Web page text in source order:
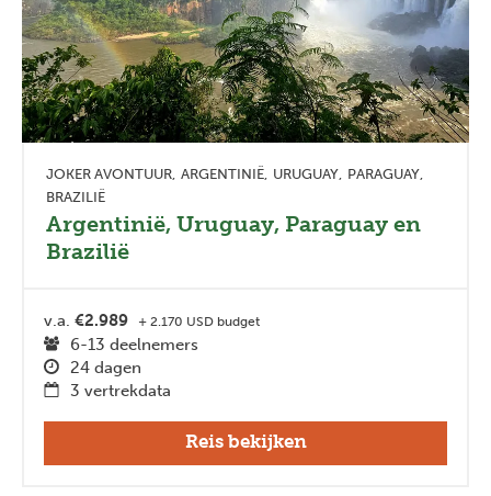
JOKER AVONTUUR ARGENTINIË URUGUAY PARAGUAY
BRAZILIË
Argentinië, Uruguay, Paraguay en
Brazilië
v.a. €2.989 + 2.170 USD budget
6-13 deelnemers
24 dagen
3 vertrekdata
Reis bekijken